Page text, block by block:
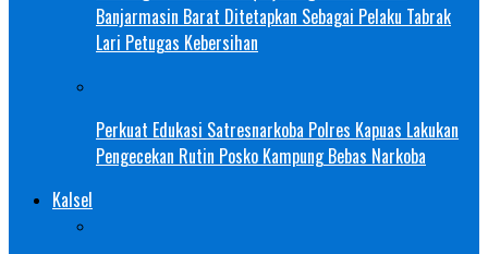
Banjarmasin Barat Ditetapkan Sebagai Pelaku Tabrak
Lari Petugas Kebersihan
Perkuat Edukasi Satresnarkoba Polres Kapuas Lakukan
Pengecekan Rutin Posko Kampung Bebas Narkoba
Kalsel